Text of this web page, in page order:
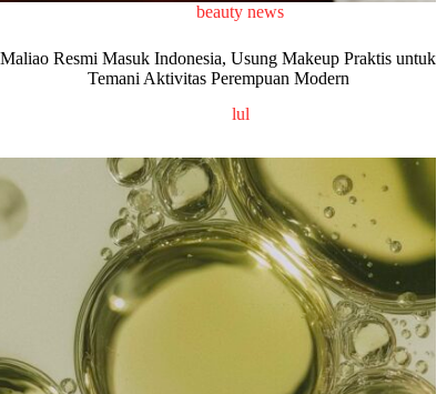
beauty news
Maliao Resmi Masuk Indonesia, Usung Makeup Praktis untuk
Temani Aktivitas Perempuan Modern
lul